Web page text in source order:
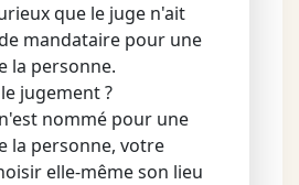
que le juge n'ait
mandataire pour une
la personne.
jugement ?
nommé pour une
la personne, votre
elle-même son lieu